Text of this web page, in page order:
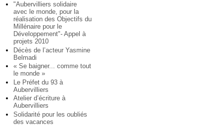
"Aubervilliers solidaire
avec le monde, pour la
réalisation des Objectifs du
Millénaire pour le
Développement"- Appel à
projets 2010
Décès de l’acteur Yasmine
Belmadi
« Se baigner... comme tout
le monde »
Le Préfet du 93 à
Aubervilliers
Atelier d’écriture à
Aubervilliers
Solidarité pour les oubliés
des vacances